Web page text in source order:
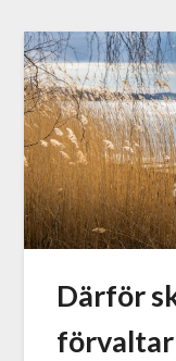
Därför